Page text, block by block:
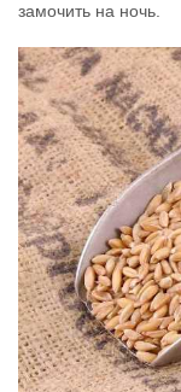
замочить на ночь.